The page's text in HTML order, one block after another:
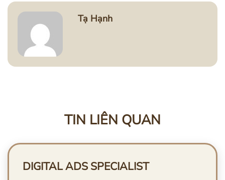
Tạ Hạnh
TIN LIÊN QUAN
DIGITAL ADS SPECIALIST